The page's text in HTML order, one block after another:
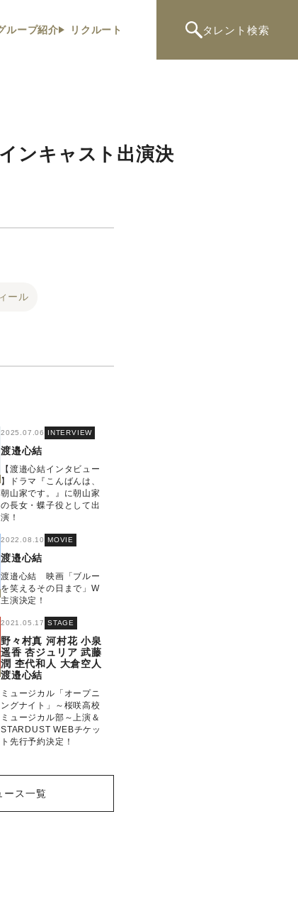
ループ紹介 リクルート タレント 検索
ンキャスト出演決
ール
2025.07.06 INTERVIEW
渡邉心結
【渡邉心結インタビュー
】ドラマ『こんばんは、
朝山家です。』に朝山家
の長女・蝶子役として出
演！
2022.08.10 MOVIE
渡邉心結
渡邉⼼結 映画「ブルー
を笑えるその⽇まで」W
主演決定！
2021.05.17 STAGE
野々村真 河村花 小泉
遥香 杏ジュリア 武藤
潤 杢代和人 大倉空人
渡邉心結
ミュージカル「オープニ
ングナイト」～桜咲高校
ミュージカル部～上演＆
STARDUST WEBチケッ
ト先行予約決定！
ース一覧